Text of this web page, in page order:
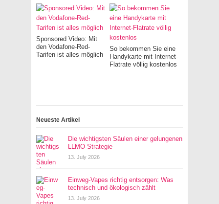
Sponsored Video: Mit
den Vodafone-Red-
Tarifen ist alles möglich
So bekommen Sie eine
Handykarte mit Internet-
Flatrate völlig kostenlos
Neueste Artikel
Die wichtigsten Säulen einer gelungenen
LLMO-Strategie
13. July 2026
Einweg-Vapes richtig entsorgen: Was
technisch und ökologisch zählt
13. July 2026